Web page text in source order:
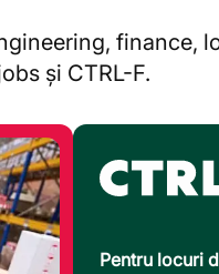
finance,
și CTRL-F.
Pentru locuri